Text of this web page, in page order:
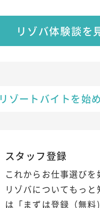
リゾバ体験談を
リゾートバイトを始
スタッフ登録
これからお仕事選びを
リゾバについてもっと
は「まずは登録（無料